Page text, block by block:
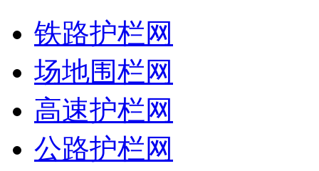
铁路护栏网
场地围栏网
高速护栏网
公路护栏网